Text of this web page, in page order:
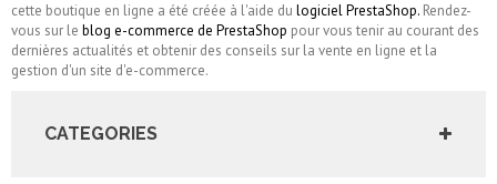
cette boutique en ligne a été créée à l'aide du logiciel PrestaShop. Rendez-
vous sur le blog e-commerce de PrestaShop pour vous tenir au courant des
dernières actualités et obtenir des conseils sur la vente en ligne et la
gestion d'un site d'e-commerce.
CATEGORIES